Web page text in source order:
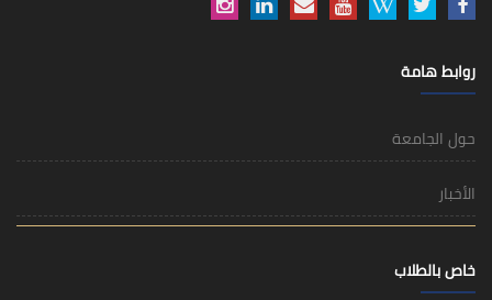
روابط هامة
حول الجامعة
الأخبار
خاص بالطلاب